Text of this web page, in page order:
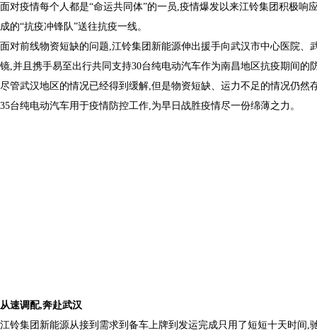
面对疫情每个人都是“命运共同体”的一员,疫情爆发以来江铃集团积极响
成的“抗疫冲锋队”送往抗疫一线。
面对前线物资短缺的问题,江铃集团新能源伸出援手向武汉市中心医院、
镜,并且携手易至出行共同支持30台纯电动汽车作为南昌地区抗疫期间的
尽管武汉地区的情况已经得到缓解,但是物资短缺、运力不足的情况仍然
35台纯电动汽车用于疫情防控工作,为早日战胜疫情尽一份绵薄之力。
从速调配,奔赴武汉
江铃集团新能源从接到需求到备车上牌到发运完成只用了短短十天时间,